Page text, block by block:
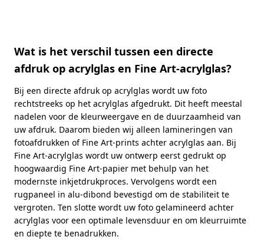
Wat is het verschil tussen een directe
afdruk op acrylglas en Fine Art-acrylglas?
Bij een directe afdruk op acrylglas wordt uw foto
rechtstreeks op het acrylglas afgedrukt. Dit heeft meestal
nadelen voor de kleurweergave en de duurzaamheid van
uw afdruk. Daarom bieden wij alleen lamineringen van
fotoafdrukken of Fine Art-prints achter acrylglas aan. Bij
Fine Art-acrylglas wordt uw ontwerp eerst gedrukt op
hoogwaardig Fine Art-papier met behulp van het
modernste inkjetdrukproces. Vervolgens wordt een
rugpaneel in alu-dibond bevestigd om de stabiliteit te
vergroten. Ten slotte wordt uw foto gelamineerd achter
acrylglas voor een optimale levensduur en om kleurruimte
en diepte te benadrukken.